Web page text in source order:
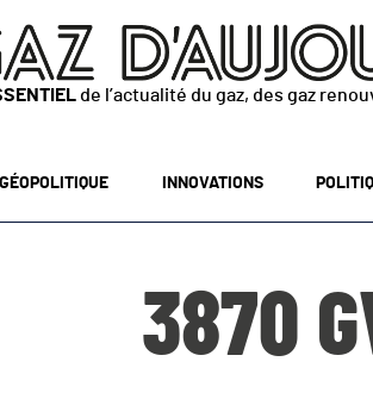
de l’actualité du gaz, des gaz
GÉOPOLITIQUE INNOVATIONS
3870